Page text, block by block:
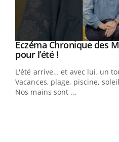
Youtube
Eczéma Chronique des
pour l’été !Youtube
L'été arrive… et avec lui, un
Vacances, plage, piscine,
Nos mains sont ...